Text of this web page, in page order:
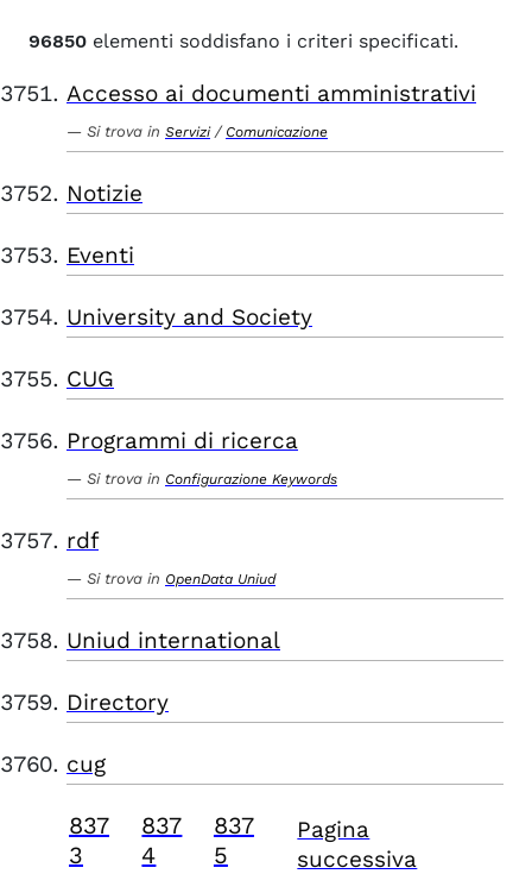
96850 elementi soddisfano i criteri specificati.
Accesso ai documenti amministrativi
Si trova in Servizi / Comunicazione
Notizie
Eventi
University and Society
CUG
Programmi di ricerca
Si trova in Configurazione Keywords
rdf
Si trova in OpenData Uniud
Uniud international
Directory
cug
837
3
837
4
837
5
Pagina
successiva